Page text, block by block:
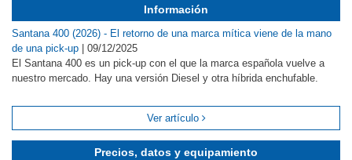
Precios, datos y equipamiento
Información
Santana 400 (2026) - El retorno de una marca mítica viene de la mano
de una pick-up
09/12/2025
El Santana 400 es un pick-up con el que la marca española vuelve a
nuestro mercado. Hay una versión Diesel y otra híbrida enchufable.
Ver artículo